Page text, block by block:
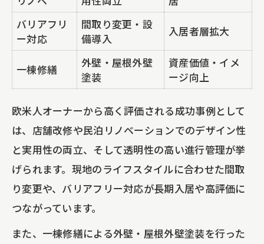
バリアフリ
ー対応
間取り変更・設
備導入
入居者層拡大
一棟修繕
外壁・屋根外壁
塗装
資産価値・イメ
ージ向上
欧米人オーナーから高く評価される成功事例として
は、店舗改修や民泊リノベーションでのデザイン性
と実用性の両立、そして透明性の高い進行管理が挙
げられます。現地のライフスタイルに合わせた間取
り変更や、バリアフリー対応が長期入居や高評価に
つながっています。
また、一棟修繕による外壁・屋根外壁塗装を行った